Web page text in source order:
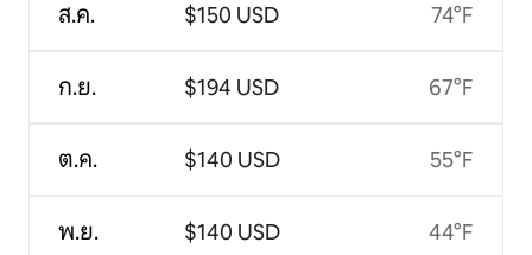
ส.ค.
ก.ย.
ต.ค.
พ.ย.
$150 USD
$194 USD
$140 USD
$140 USD
74°F
67°F
55°F
44°F